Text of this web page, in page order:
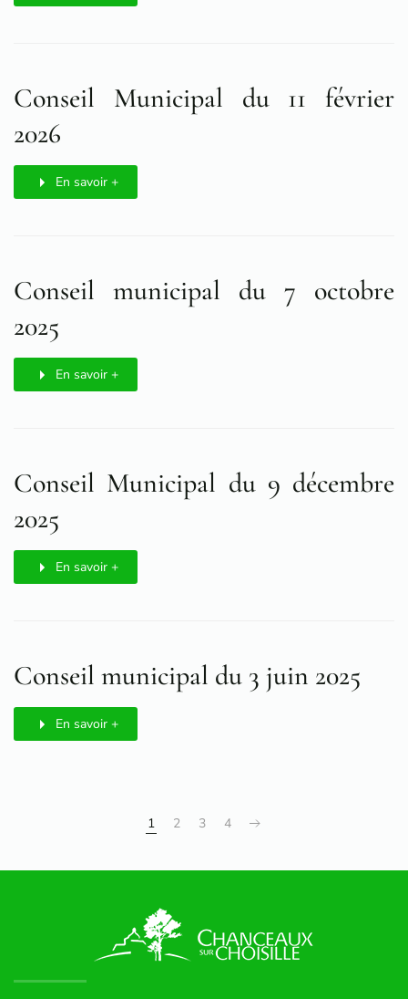
Conseil Municipal du 11 février
2026
En savoir +
Conseil municipal du 7 octobre
2025
En savoir +
Conseil Municipal du 9 décembre
2025
En savoir +
Conseil municipal du 3 juin 2025
En savoir +
1 2 3 4